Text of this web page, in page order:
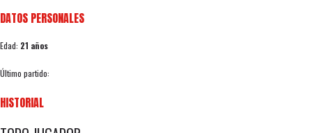
DATOS PERSONALES
Edad: 21 años
Último partido:
HISTORIAL